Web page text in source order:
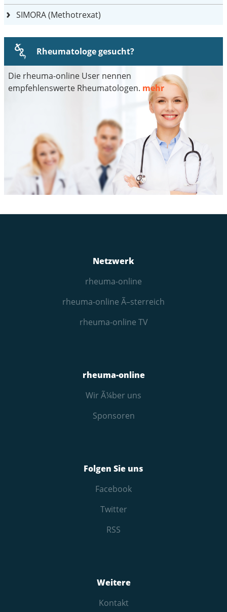
SIMORA (Methotrexat)
Rheumatologe gesucht?
Die rheuma-online User nennen
empfehlenswerte Rheumatologen. mehr
Netzwerk
rheuma-online
rheuma-online Ã–sterreich
rheuma-online TV
rheuma-online
Wir Ã¼ber uns
Sponsoren
Folgen Sie uns
Facebook
Twitter
RSS
Weitere
Kontakt